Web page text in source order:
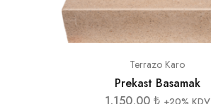
Terrazo Karo
Prekast Basamak
1.150,00 ₺